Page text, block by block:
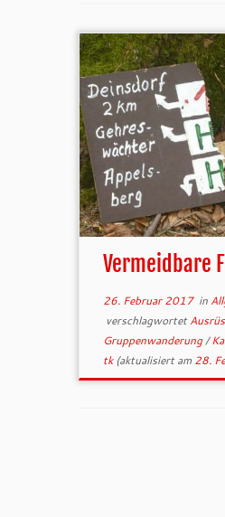
Vermeidbare
26. Februar 2017in
verschlagwortet
Gruppenwanderung/
tk(aktualisiert am 28.